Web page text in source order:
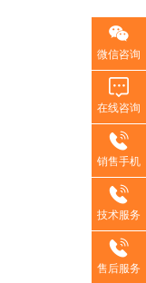
微信咨询
在线咨询
销售手机
技术服务
售后服务